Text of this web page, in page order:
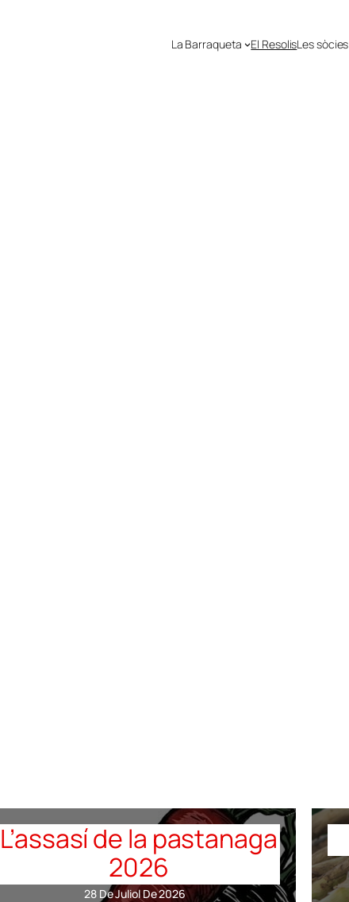
La Barraqueta El ResolisLes sòcies
L’assasí de la pastanaga
2026
28 De Juliol De 2026